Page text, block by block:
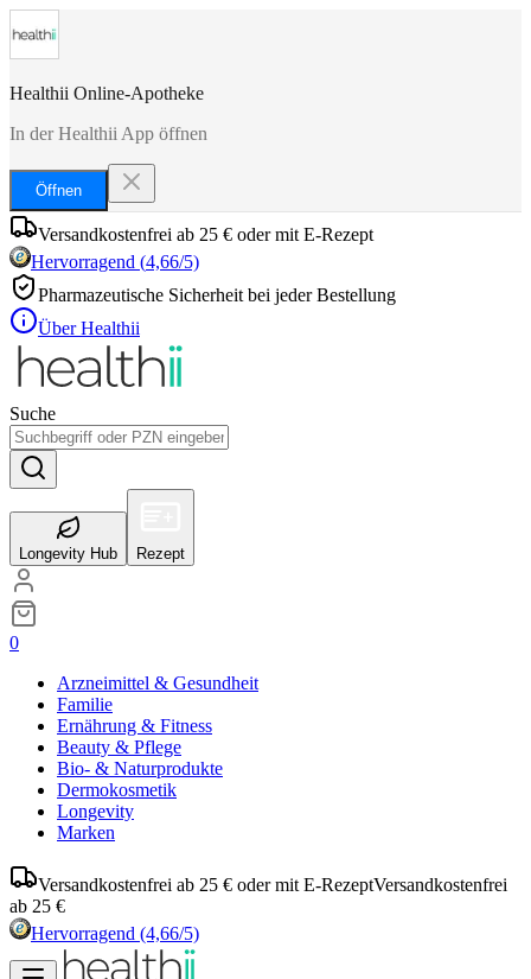
Healthii Online-Apotheke
In der Healthii App öffnen
Öffnen
Versandkostenfrei ab 25 € oder mit E-Rezept
Hervorragend (4,66/5)
Pharmazeutische Sicherheit bei jeder Bestellung
Über Healthii
Suche
Longevity Hub Rezept
0
Arzneimittel & Gesundheit
Familie
Ernährung & Fitness
Beauty & Pflege
Bio- & Naturprodukte
Dermokosmetik
Longevity
Marken
Versandkostenfrei ab 25 € oder mit E-RezeptVersandkostenfrei
ab 25 €
Hervorragend (4,66/5)